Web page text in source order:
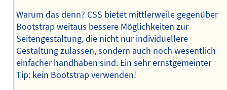
Warum das denn? CSS bietet mittlerweile gegenüber
Bootstrap weitaus bessere Möglichkeiten zur
Seitengestaltung, die nicht nur individuellere
Gestaltung zulassen, sondern auch noch wesentlich
einfacher handhaben sind. Ein sehr ernstgemeinter
Tip: kein Bootstrap verwenden!